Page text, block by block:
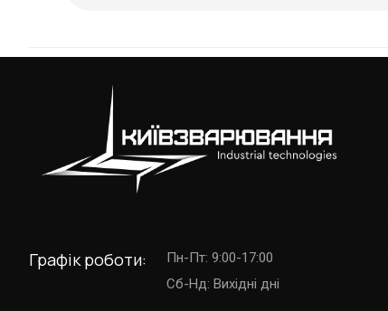
Графік роботи:
Пн-Пт: 9:00-17:00
Cб-Нд: Вихідні дні